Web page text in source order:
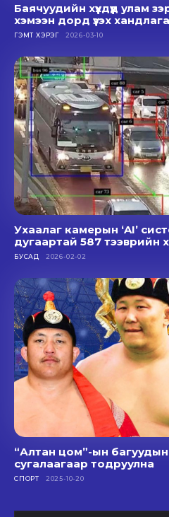
Баячуудийн хүүхдүүд улам
хэмээн дорд үзэх
ГЭМТ ХЭРЭГ 2026-03-10
Ухаалаг камерын ‘AI’
дугаартай 587 тээврийн
БУСАД 2026-02-02
“Алтан цом”-ын багуудын
сугалаагаар тодруулна
СПОРТ 2025-10-20